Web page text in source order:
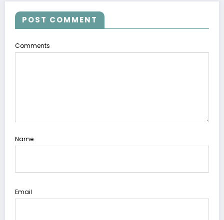
POST COMMENT
Comments
Name
Email